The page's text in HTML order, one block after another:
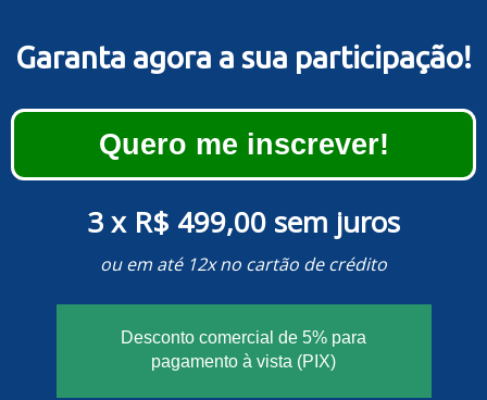
Garanta agora a sua participação!
Quero me inscrever!
3 x R$ 499,00 sem juros
ou em até 12x no cartão de crédito
Desconto comercial de 5% para
pagamento à vista (PIX)